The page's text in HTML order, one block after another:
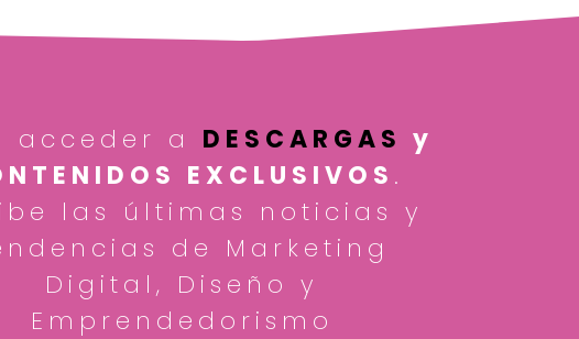
acceder a DESCARGAS y
EXCLUSIVOS .
las últimas noticias y
de Marketing
Digital, Diseño y
Emprendedorismo